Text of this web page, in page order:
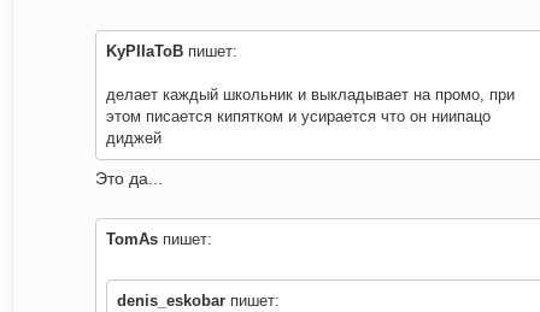
KyPIIaToB пишет:
делает каждый школьник и выкладывает на промо, при
этом писается кипятком и усирается что он ниипацо
диджей
Это да...
TomAs пишет:
denis_eskobar пишет: